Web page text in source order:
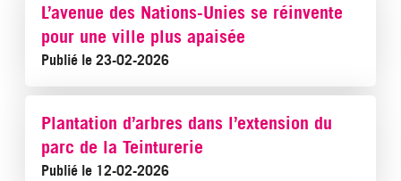
L’avenue des Nations-Unies se réinvente
pour une ville plus apaisée
Publié le 23-02-2026
Plantation d’arbres dans l’extension du
parc de la Teinturerie
Publié le 12-02-2026